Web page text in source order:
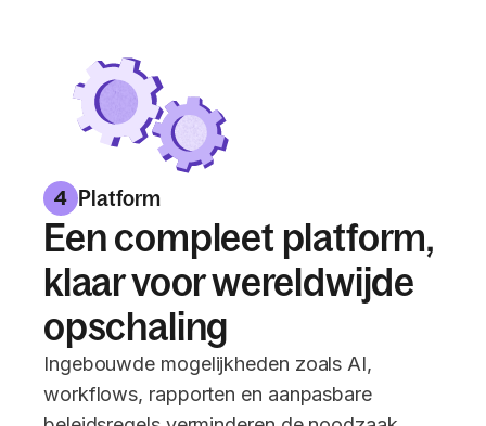
4 Platform
Een compleet platform,
klaar voor wereldwijde
opschaling
Ingebouwde mogelijkheden zoals AI,
workflows, rapporten en aanpasbare